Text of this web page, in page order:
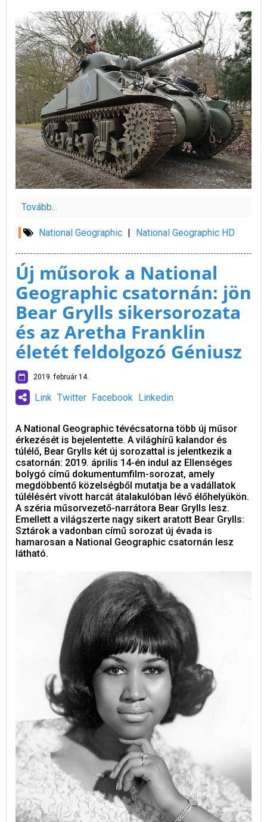
Tovább...
National Geographic | National Geographic HD
Új műsorok a National
Geographic csatornán: jön
Bear Grylls sikersorozata
és az Aretha Franklin
életét feldolgozó Géniusz
2019. február 14.
Link Twitter Facebook Linkedin
A National Geographic tévécsatorna több új műsor
érkezését is bejelentette. A világhírű kalandor és
túlélő, Bear Grylls két új sorozattal is jelentkezik a
csatornán: 2019. április 14-én indul az Ellenséges
bolygó című dokumentumfilm-sorozat, amely
megdöbbentő közelségből mutatja be a vadállatok
túlélésért vívott harcát átalakulóban lévő élőhelyükön.
A széria műsorvezető-narrátora Bear Grylls lesz.
Emellett a világszerte nagy sikert aratott Bear Grylls:
Sztárok a vadonban című sorozat új évada is
hamarosan a National Geographic csatornán lesz
látható.